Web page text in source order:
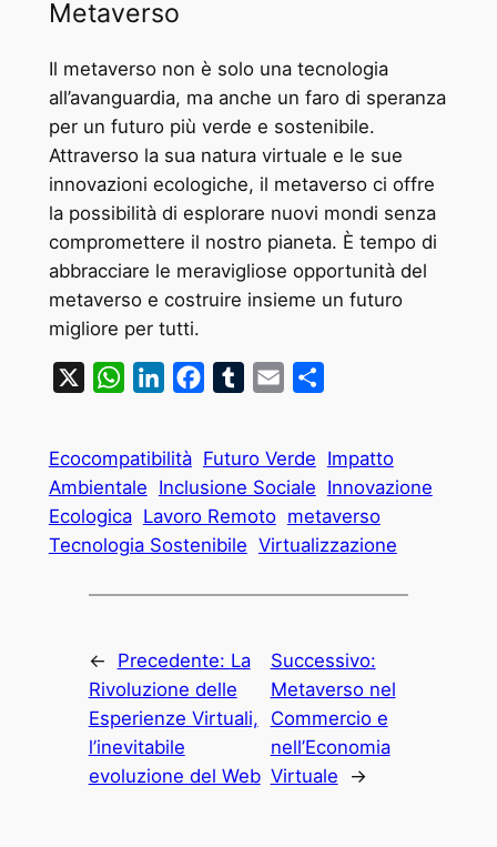
Metaverso
Il metaverso non è solo una tecnologia
all’avanguardia, ma anche un faro di speranza
per un futuro più verde e sostenibile.
Attraverso la sua natura virtuale e le sue
innovazioni ecologiche, il metaverso ci offre
la possibilità di esplorare nuovi mondi senza
compromettere il nostro pianeta. È tempo di
abbracciare le meravigliose opportunità del
metaverso e costruire insieme un futuro
migliore per tutti.
WhatsAppLinkedInFacebookTumblrEmail
Ecocompatibilità Futuro Verde Impatto
Ambientale Inclusione Sociale Innovazione
Ecologica Lavoro Remoto metaverso
Tecnologia Sostenibile Virtualizzazione
← Precedente: La
Rivoluzione delle
Esperienze Virtuali,
l’inevitabile
evoluzione del Web
Successivo:
Metaverso nel
Commercio e
nell’Economia
Virtuale
→